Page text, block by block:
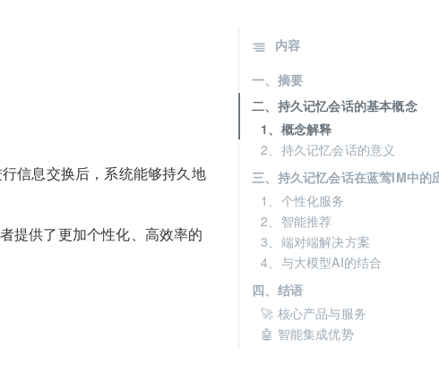
信息交换后，系统能够持久地
提供了更加个性化、高效率的
内容
一、摘要
二、持久记忆会话的基本概念
1、概念解释
2、持久记忆会话的意义
三、持久记忆会话在蓝莺IM中的
1、个性化服务
2、智能推荐
3、端对端解决方案
4、与大模型AI的结合
四、结语
🚀 核心产品与服务
🤖 智能集成优势